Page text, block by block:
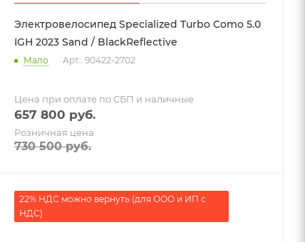
Электровелосипед Specialized Turbo Como 5.0
IGH 2023 Sand / BlackReflective
Мало Арт.: 90422-2702
Цена при оплате по СБП и наличные
657 800 руб.
Розничная цена
730 500руб.
22% НДС можно вернуть (для ООО и ИП с
НДС)